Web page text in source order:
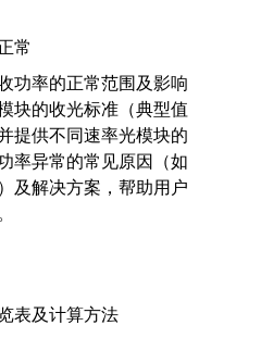
常
功率的正常范围及影响
块的收光标准（典型值
提供不同速率光模块的
率异常的常见原因（如
及解决方案，帮助用户
表及计算方法